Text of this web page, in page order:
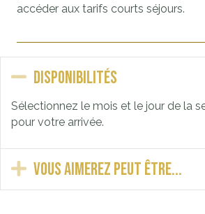
accéder aux tarifs courts séjours.
Replier
Disponibilités
Sélectionnez le mois et le jour de la
pour votre arrivée.
Déplier
Vous aimerez peut être...